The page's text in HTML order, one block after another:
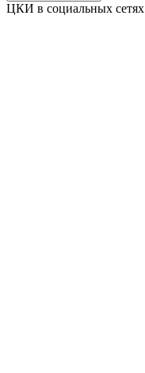
ЦКИ в социальных сетях